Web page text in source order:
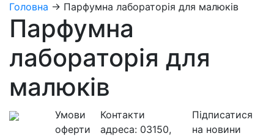
Головна → Парфумна лабораторія для малюків
Парфумна
лабораторія для
малюків
Умови
оферти
Контакти
адреса: 03150,
Підписатися
на новини